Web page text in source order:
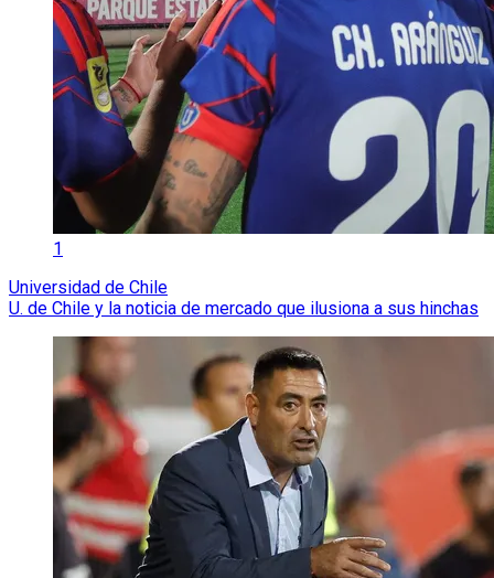
1
Universidad de Chile
U. de Chile y la noticia de mercado que ilusiona a sus hinchas